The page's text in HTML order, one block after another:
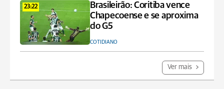
23:22
Brasileirão: Coritiba vence
Chapecoense e se aproxima
do G5
COTIDIANO
Ver mais